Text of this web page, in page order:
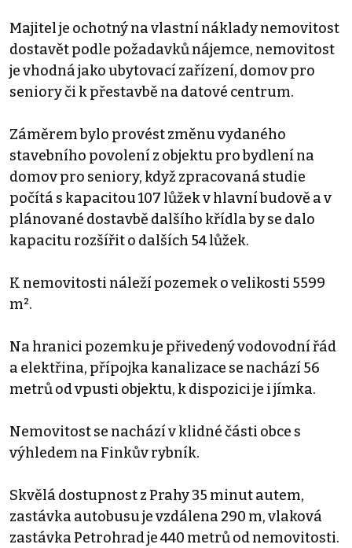
Majitel je ochotný na vlastní náklady nemovitost
dostavět podle požadavků nájemce, nemovitost
je vhodná jako ubytovací zařízení, domov pro
seniory či k přestavbě na datové centrum.
Záměrem bylo provést změnu vydaného
stavebního povolení z objektu pro bydlení na
domov pro seniory, když zpracovaná studie
počítá s kapacitou 107 lůžek v hlavní budově a v
plánované dostavbě dalšího křídla by se dalo
kapacitu rozšířit o dalších 54 lůžek.
K nemovitosti náleží pozemek o velikosti 5599
m².
Na hranici pozemku je přivedený vodovodní řád
a elektřina, přípojka kanalizace se nachází 56
metrů od vpusti objektu, k dispozici je i jímka.
Nemovitost se nachází v klidné části obce s
výhledem na Finkův rybník.
Skvělá dostupnost z Prahy 35 minut autem,
zastávka autobusu je vzdálena 290 m, vlaková
zastávka Petrohrad je 440 metrů od nemovitosti.